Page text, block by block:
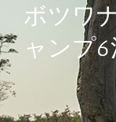
ボツワ
ャンプ